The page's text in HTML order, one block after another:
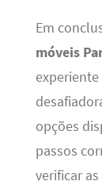
Em
móveis
opções
passos
verificar